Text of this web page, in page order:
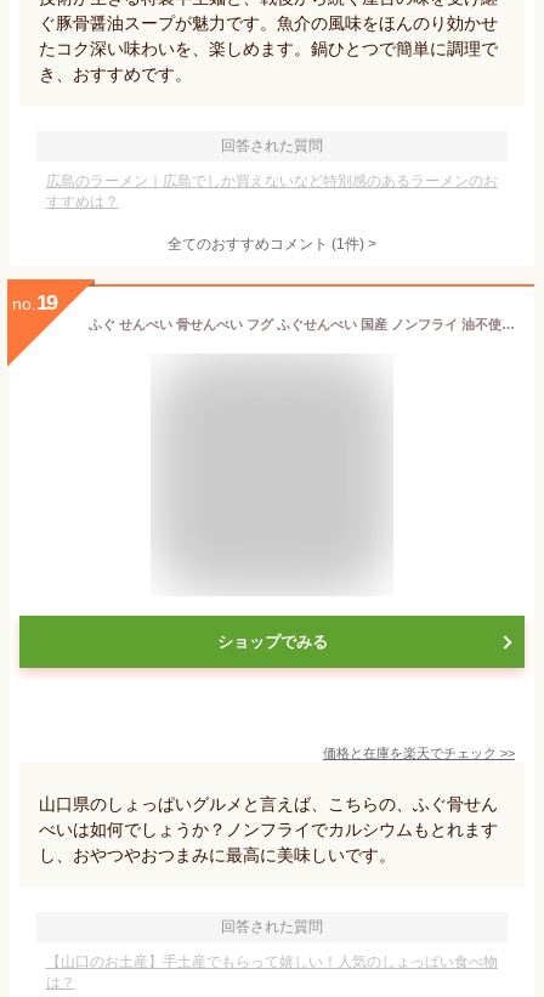
ぐ豚骨醤油スープが魅力です。魚介の風味をほんのり効かせ
たコク深い味わいを、楽しめます。鍋ひとつで簡単に調理で
き、おすすめです。
回答された質問
広島のラーメン｜広島でしか買えないなど特別感のあるラーメンのお
すすめは？
全てのおすすめコメント (1件) >
no. 19
ふぐ せんべい 骨せんべい フグ ふぐせんべい 国産 ノンフライ 油不使用 カルシウム おつまみ おやつ ふく ふく骨焼せんべい ふくせんべい 下関市 山口県 下関 子供 高齢者 女性 シロサバフグ 晩酌 グルメ 手土産 食品 おいしい 年末年始 お正月 お取り寄せグルメ お土産
ショップでみる
価格と在庫を楽天でチェック >>
山口県のしょっぱいグルメと言えば、こちらの、ふぐ骨せん
べいは如何でしょうか？ノンフライでカルシウムもとれます
し、おやつやおつまみに最高に美味しいです。
回答された質問
【山口のお土産】手土産でもらって嬉しい！人気のしょっぱい食べ物
は？